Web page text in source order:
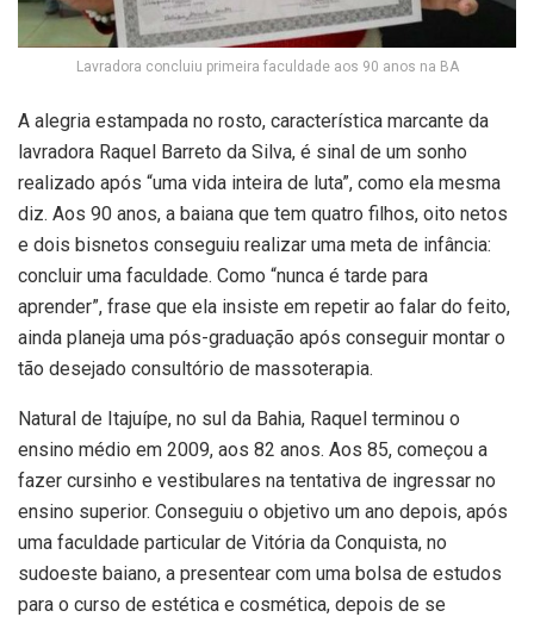
Lavradora concluiu primeira faculdade aos 90 anos na BA
A alegria estampada no rosto, característica marcante da
lavradora Raquel Barreto da Silva, é sinal de um sonho
realizado após “uma vida inteira de luta”, como ela mesma
diz. Aos 90 anos, a baiana que tem quatro filhos, oito netos
e dois bisnetos conseguiu realizar uma meta de infância:
concluir uma faculdade. Como “nunca é tarde para
aprender”, frase que ela insiste em repetir ao falar do feito,
ainda planeja uma pós-graduação após conseguir montar o
tão desejado consultório de massoterapia.
Natural de Itajuípe, no sul da Bahia, Raquel terminou o
ensino médio em 2009, aos 82 anos. Aos 85, começou a
fazer cursinho e vestibulares na tentativa de ingressar no
ensino superior. Conseguiu o objetivo um ano depois, após
uma faculdade particular de Vitória da Conquista, no
sudoeste baiano, a presentear com uma bolsa de estudos
para o curso de estética e cosmética, depois de se